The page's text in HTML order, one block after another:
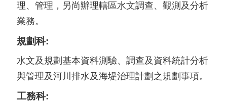
理、管理，另尚辦理轄區水文調查、觀測及分析
業務。
規劃科:
水文及規劃基本資料測驗、調查及資料統計分析
與管理及河川排水及海堤治理計劃之規劃事項。
工務科: